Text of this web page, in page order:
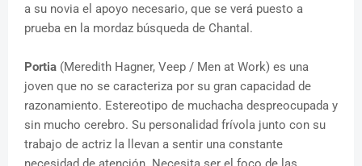
a su novia el apoyo necesario, que se verá puesto a
prueba en la mordaz búsqueda de Chantal.
Portia (Meredith Hagner, Veep / Men at Work) es una
joven que no se caracteriza por su gran capacidad de
razonamiento. Estereotipo de muchacha despreocupada y
sin mucho cerebro. Su personalidad frívola junto con su
trabajo de actriz la llevan a sentir una constante